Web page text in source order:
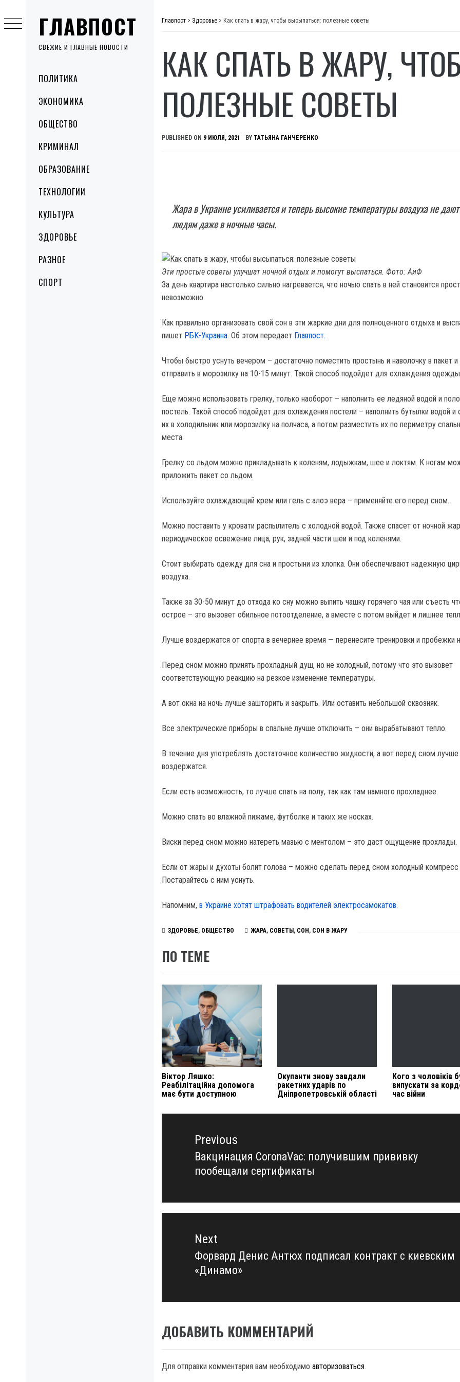
ГЛАВПОСТ
СВЕЖИЕ И ГЛАВНЫЕ НОВОСТИ
MenuПОЛИТИКА
ЭКОНОМИКА
ОБЩЕСТВО
КРИМИНАЛ
ОБРАЗОВАНИЕ
ТЕХНОЛОГИИ
КУЛЬТУРА
ЗДОРОВЬЕ
РАЗНОЕ
СПОРТ
to
content
Главпост > Здоровье > Как спать в жару, чтобы высыпаться: полезные советы
КАК СПАТЬ В ЖАРУ,
ПОЛЕЗНЫЕ СОВЕТЫ
PUBLISHED ON 9 ИЮЛЯ, 2021 BY ТАТЬЯНА ГАНЧЕРЕНКО
Жара в Украине усиливается и теперь высокие температуры воздуха не
людям даже в ночные часы.
Эти простые советы улучшат ночной отдых и помогут выспаться. Фото: АиФ
За день квартира настолько сильно нагревается, что ночью спать в ней становится
невозможно.
Как правильно организовать свой сон в эти жаркие дни для полноценного отдыха и
пишет РБК-Украина. Об этом передает Главпост.
Чтобы быстро уснуть вечером – достаточно поместить простынь и наволочку в пакет и
отправить в морозилку на 10-15 минут. Такой способ подойдет для охлаждения
Еще можно использовать грелку, только наоборот – наполнить ее ледяной водой и
постель. Такой способ подойдет для охлаждения постели – наполнить бутылки водой и
их в холодильник или морозилку на полчаса, а потом разместить их по периметру
места.
Грелку со льдом можно прикладывать к коленям, лодыжкам, шее и локтям. К ногам
приложить пакет со льдом.
Используйте охлаждающий крем или гель с алоэ вера – применяйте его перед сном.
Можно поставить у кровати распылитель с холодной водой. Также спасет от ночной
периодическое освежение лица, рук, задней части шеи и под коленями.
Стоит выбирать одежду для сна и простыни из хлопка. Они обеспечивают надежную
воздуха.
Также за 30-50 минут до отхода ко сну можно выпить чашку горячего чая или съесть
острое – это вызовет обильное потоотделение, а вместе с потом выйдет и лишнее
Лучше воздержатся от спорта в вечернее время — перенесите тренировки и пробежки
Перед сном можно принять прохладный душ, но не холодный, потому что это вызовет
соответствующую реакцию на резкое изменение температуры.
А вот окна на ночь лучше зашторить и закрыть. Или оставить небольшой сквозняк.
Все электрические приборы в спальне лучше отключить – они вырабатывают тепло.
В течение дня употреблять достаточное количество жидкости, а вот перед сном лучше
воздержатся.
Если есть возможность, то лучше спать на полу, так как там намного прохладнее.
Можно спать во влажной пижаме, футболке и таких же носках.
Виски перед сном можно натереть мазью с ментолом – это даст ощущение прохлады.
Если от жары и духоты болит голова – можно сделать перед сном холодный компресс
Постарайтесь с ним уснуть.
Напомним, в Украине хотят штрафовать водителей электросамокатов.
ЗДОРОВЬЕ, ОБЩЕСТВО ЖАРА, СОВЕТЫ , СОН , СОН В ЖАРУ
ПО ТЕМЕ
Віктор Ляшко:
Реабілітаційна допомога
має бути доступною
Окупанти знову завдали
ракетних ударів по
Дніпропетровській області
Кого з чоловіків
випускати за
час війни
Навигация
записямPrevious
Previous
post:
Вакцинация CoronaVaс: получившим прививку
пообещали сертификаты
Next
Next
post:
Форвард Денис Антюх подписал контракт с киевским
«Динамо»
ДОБАВИТЬ КОММЕНТАРИЙ
Для отправки комментария вам необходимо авторизоваться.